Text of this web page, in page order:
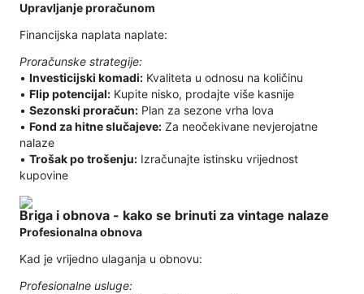
Upravljanje proračunom
Financijska naplata naplate:
Proračunske strategije:
• Investicijski komadi: Kvaliteta u odnosu na količinu
• Flip potencijal: Kupite nisko, prodajte više kasnije
• Sezonski proračun: Plan za sezone vrha lova
• Fond za hitne slučajeve: Za neočekivane nevjerojatne
nalaze
• Trošak po trošenju: Izračunajte istinsku vrijednost
kupovine
Briga i obnova - kako se brinuti za vintage nalaze
Profesionalna obnova
Kad je vrijedno ulaganja u obnovu:
Profesionalne usluge: